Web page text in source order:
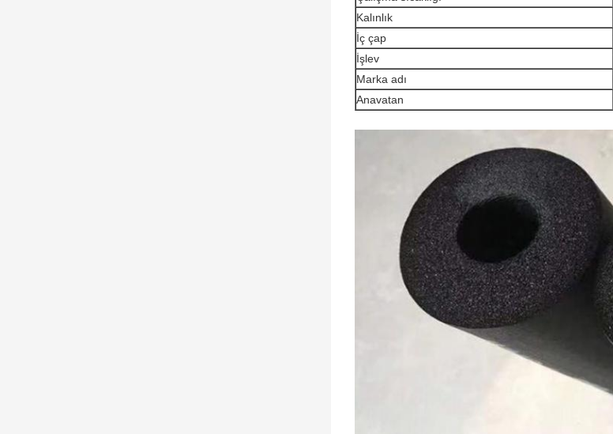
Kalınlık
İç çap
İşlev
Marka adı
Anavatan